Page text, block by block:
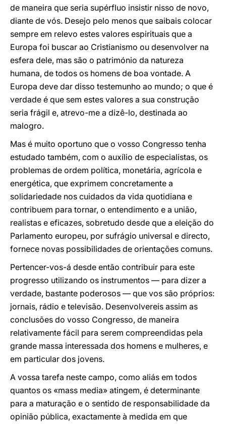
de maneira que seria supérfluo insistir nisso de novo,
diante de vós. Desejo pelo menos que saibais colocar
sempre em relevo estes valores espirituais que a
Europa foi buscar ao Cristianismo ou desenvolver na
esfera dele, mas são o património da natureza
humana, de todos os homens de boa vontade. A
Europa deve dar disso testemunho ao mundo; o que é
verdade é que sem estes valores a sua construção
seria frágil e, atrevo-me a dizê-lo, destinada ao
malogro.
Mas é muito oportuno que o vosso Congresso tenha
estudado também, com o auxílio de especialistas, os
problemas de ordem política, monetária, agrícola e
energética, que exprimem concretamente a
solidariedade nos cuidados da vida quotidiana e
contribuem para tornar, o entendimento e a união,
realistas e eficazes, sobretudo desde que a eleição do
Parlamento europeu, por sufrágio universal e directo,
fornece novas possibilidades de orientações comuns.
Pertencer-vos-á desde então contribuir para este
progresso utilizando os instrumentos — para dizer a
verdade, bastante poderosos — que vos são próprios:
jornais, rádio e televisão. Desenvolvereis assim as
conclusões do vosso Congresso, de maneira
relativamente fácil para serem compreendidas pela
grande massa interessada dos homens e mulheres, e
em particular dos jovens.
A vossa tarefa neste campo, como aliás em todos
quantos os «mass media» atingem, é determinante
para a maturação e o sentido de responsabilidade da
opinião pública, exactamente à medida em que